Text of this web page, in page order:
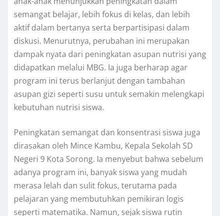
semangat belajar, lebih fokus di kelas, dan lebih
aktif dalam bertanya serta berpartisipasi dalam
diskusi. Menurutnya, perubahan ini merupakan
dampak nyata dari peningkatan asupan nutrisi yang
didapatkan melalui MBG. Ia juga berharap agar
program ini terus berlanjut dengan tambahan
asupan gizi seperti susu untuk semakin melengkapi
kebutuhan nutrisi siswa.
Peningkatan semangat dan konsentrasi siswa juga
dirasakan oleh Mince Kambu, Kepala Sekolah SD
Negeri 9 Kota Sorong. Ia menyebut bahwa sebelum
adanya program ini, banyak siswa yang mudah
merasa lelah dan sulit fokus, terutama pada
pelajaran yang membutuhkan pemikiran logis
seperti matematika. Namun, sejak siswa rutin